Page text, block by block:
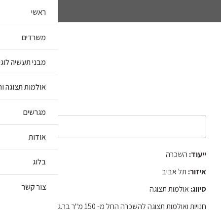
ראשי
משרדים
מבני תעשיה
אולמות תצוגה
מגרשים
אודות
בלוג
צור קשר
ייעוד: השכרה
איזור: תל אביב
סיווג:אולמות תצוגה
חנויות ואולמות תצוגה להשכרה החל מ- 150 מ"ר בר.גבוהה, חניות